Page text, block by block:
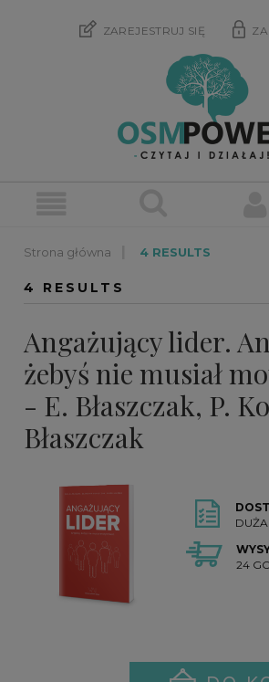
ZAREJESTRUJ SIĘ
4 RESULTS
4 RESULTS
Angażujący lider.
żebyś nie musiał
- E. Błaszczak, P.
Błaszczak
24